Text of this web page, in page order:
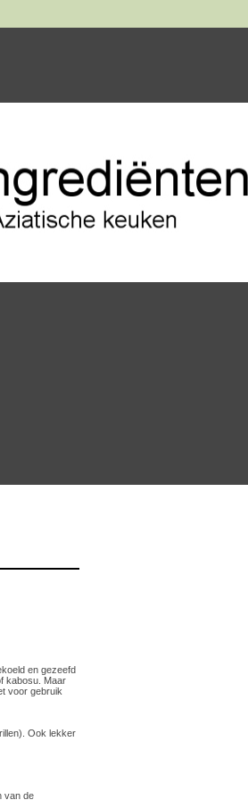
en gezeefd
kabosu. Maar
voor gebruik
Ook lekker
van de